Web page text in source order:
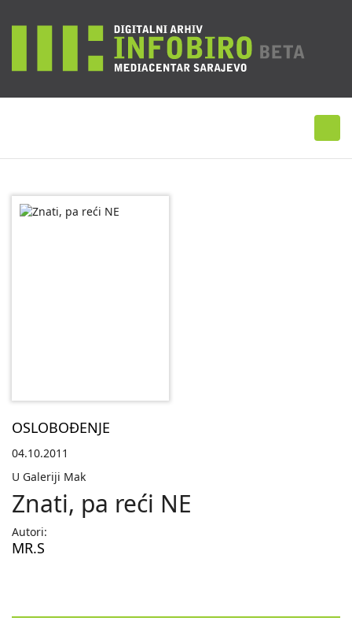
OSLOBOĐENJE
04.10.2011
U Galeriji Mak
Znati, pa reći NE
Autori:
MR.S